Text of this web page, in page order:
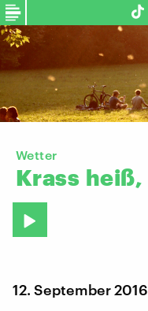
Wetter
Krass heiß,
12. September 2016